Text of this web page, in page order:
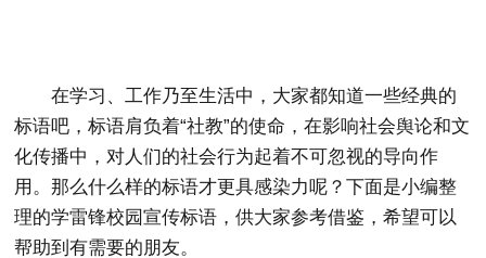
在学习、工作乃至生活中，大家都知道一些经典的
标语吧，标语肩负着“社教”的使命，在影响社会舆论和文
化传播中，对人们的社会行为起着不可忽视的导向作
用。那么什么样的标语才更具感染力呢？下面是小编整
理的学雷锋校园宣传标语，供大家参考借鉴，希望可以
帮助到有需要的朋友。